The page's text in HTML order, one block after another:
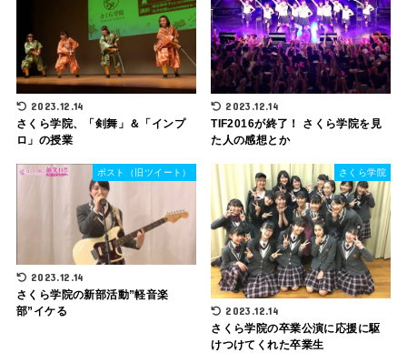
2023.12.14
さくら学院、「剣舞」＆「インプ
ロ」の授業
2023.12.14
TIF2016が終了！ さくら学院を見
た人の感想とか
ポスト（旧ツイート）
2023.12.14
さくら学院の新部活動”軽音楽
部”イケる
さくら学院
2023.12.14
さくら学院の卒業公演に応援に駆
けつけてくれた卒業生